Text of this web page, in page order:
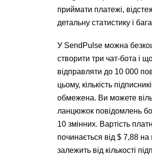
приймати платежі,
детальну статистику і
У SendPulse можна
створити три чат-бота і
відправляти до 10 000
цьому, кількість
обмежена. Ви можете
ланцюжок повідомлень
10 змінних. Вартість
починається від $ 7,88 на
залежить від кількості